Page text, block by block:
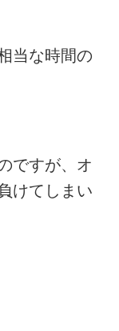
当な時間の
ですが、オ
けてしまい